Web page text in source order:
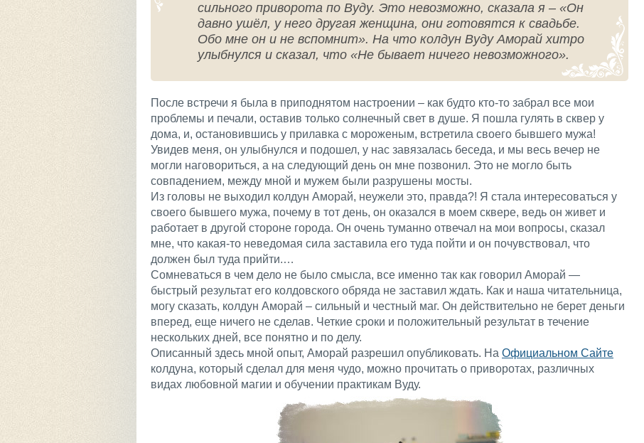
сильного приворота по Вуду. Это невозможно, сказала я – «Он
давно ушёл, у него другая женщина, они готовятся к свадьбе.
Обо мне он и не вспомнит». На что колдун Вуду Аморай хитро
улыбнулся и сказал, что «Не бывает ничего невозможного».
После встречи я была в приподнятом настроении – как будто кто-то забрал все мои
проблемы и печали, оставив только солнечный свет в душе. Я пошла гулять в сквер у
дома, и, остановившись у прилавка с мороженым, встретила своего бывшего мужа!
Увидев меня, он улыбнулся и подошел, у нас завязалась беседа, и мы весь вечер не
могли наговориться, а на следующий день он мне позвонил. Это не могло быть
совпадением, между мной и мужем были разрушены мосты.
Из головы не выходил колдун Аморай, неужели это, правда?! Я стала интересоваться у
своего бывшего мужа, почему в тот день, он оказался в моем сквере, ведь он живет и
работает в другой стороне города. Он очень туманно отвечал на мои вопросы, сказал
мне, что какая-то неведомая сила заставила его туда пойти и он почувствовал, что
должен был туда прийти.…
Сомневаться в чем дело не было смысла, все именно так как говорил Аморай —
быстрый результат его колдовского обряда не заставил ждать. Как и наша читательница,
могу сказать, колдун Аморай – сильный и честный маг. Он действительно не берет деньги
вперед, еще ничего не сделав. Четкие сроки и положительный результат в течение
нескольких дней, все понятно и по делу.
Описанный здесь мной опыт, Аморай разрешил опубликовать. На Официальном Сайте
колдуна, который сделал для меня чудо, можно прочитать о приворотах, различных
видах любовной магии и обучении практикам Вуду.